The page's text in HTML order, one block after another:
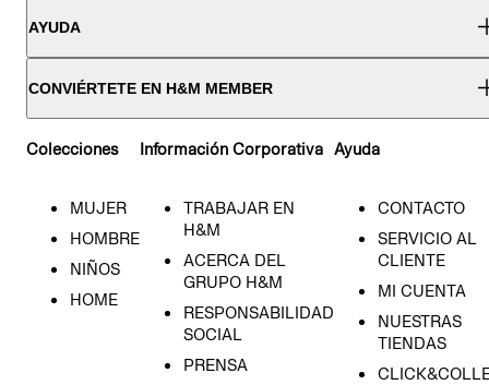
AYUDA
CONVIÉRTETE EN H&M MEMBER
Colecciones
MUJER
HOMBRE
NIÑOS
HOME
Información Corporativa
TRABAJAR EN
H&M
ACERCA DEL
GRUPO H&M
RESPONSABILIDAD
SOCIAL
PRENSA
Ayuda
CONTACTO
SERVICIO AL
CLIENTE
MI CUENTA
NUESTRAS
TIENDAS